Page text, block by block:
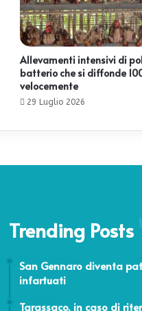
Allevamenti intensivi di
batterio che si diffonde
velocemente
29 Luglio 2026
Trending Posts
San Gennaro diventa
infartuati
Tarassaco, in caso di